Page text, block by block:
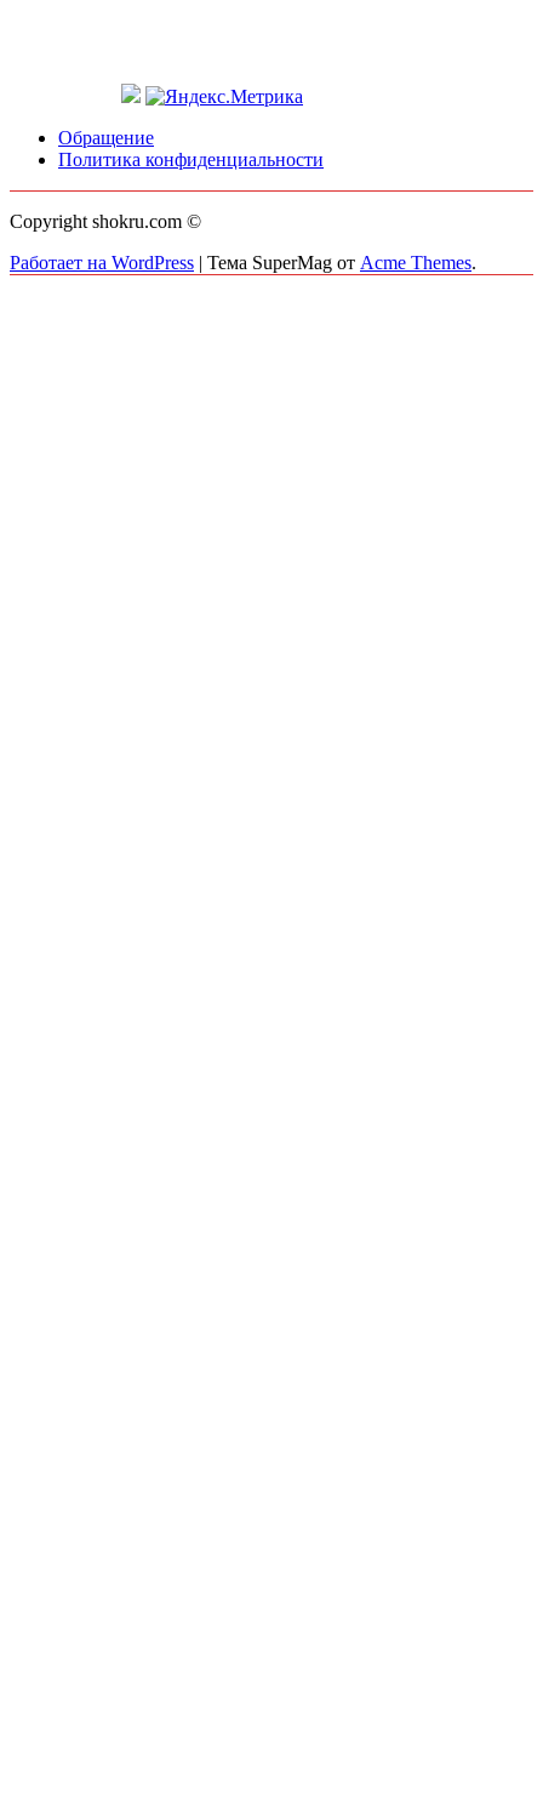
Обращение
Политика конфиденциальности
Copyright shokru.com ©
Работает на WordPress | Тема SuperMag от Acme Themes.